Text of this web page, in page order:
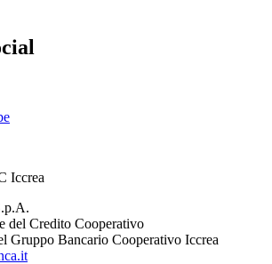
del Credito Cooperativo
Gruppo Bancario Cooperativo Iccrea